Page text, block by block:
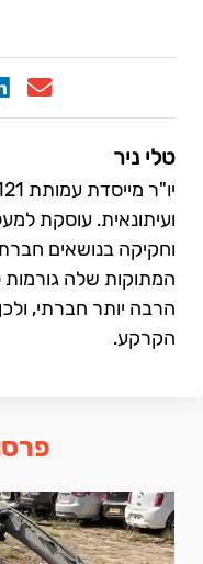
טלי ניר
ועיתונאית. עוסקת
וחקיקה בנושאים
המתוקות שלה
הרבה יותר חברתי,
הקרקע.